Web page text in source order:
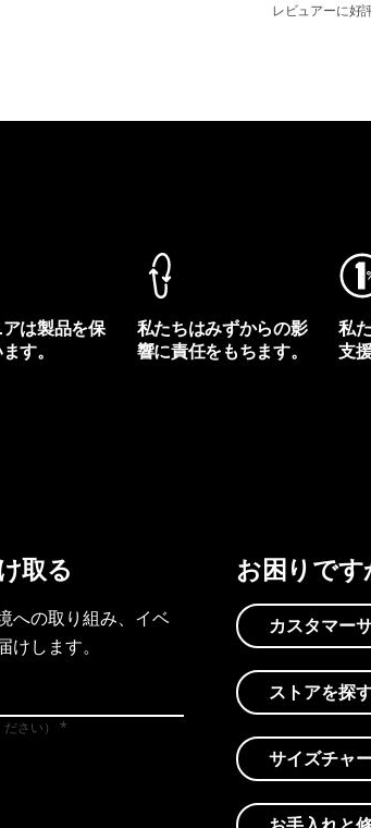
レビュアーに好
は製品を保
す。
私たちはみずからの影
響に責任をもちます。
私
支
取る
への取り組み、イベ
します。
さい）
お困りです
カスタマー
ストアを探
サイズチャ